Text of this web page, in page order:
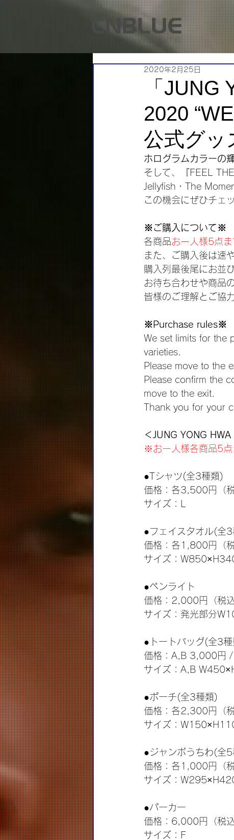
「JUNG
2020
公式グッ
2020年2月25日
ホログラムカラーの
そして、『FEEL
Jellyfish・The
この機会にぜひチェ
※ご購入について※
各商品お一人様5点ま
また、ご購入後は速
購入列最後尾にお並
お待ち合わせや商品
皆様のご理解とご協
※Purchase rules※
We set limits for the
varieties.
Please move to the
Please confirm the
move to the exit.
Thank you for your
＜JUNG YONG
※お一人様各商品5点
●Tシャツ(全3種類)
価格：各3,500円（税
サイズ：L
●フェイスタオル(全
価格：各1,800円（税
サイズ：
●ペンライト
価格：2,000円（税込
サイズ：発光部分
●トートバッグ(全3種
価格：A,B 3,000円 /
サイズ：A,B
●ポーチ(全3種類)
価格：各2,300円（税
サイズ：
●ジャンボうちわ(全
価格：各1,000円（税
サイズ：
●パーカー
価格：6,000円（税込
サイズ：F